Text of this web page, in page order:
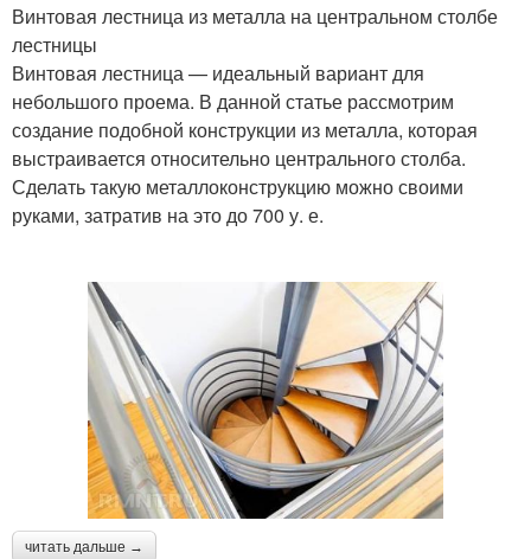
Винтовая лестница из металла на центральном столбе
лестницы
Винтовая лестница — идеальный вариант для
небольшого проема. В данной статье рассмотрим
создание подобной конструкции из металла, которая
выстраивается относительно центрального столба.
Сделать такую металлоконструкцию можно своими
руками, затратив на это до 700 у. е.
читать дальше →